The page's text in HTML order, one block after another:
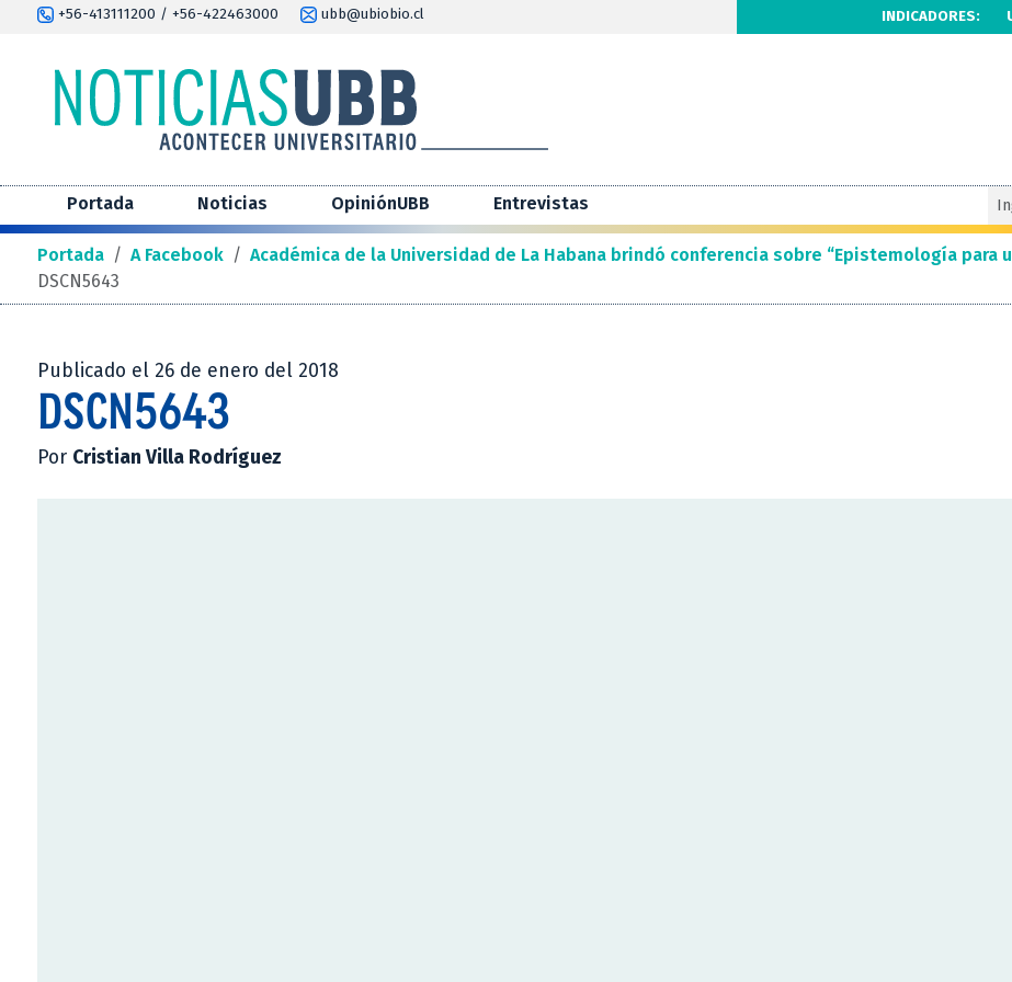
+56-413111200 / +56-422463000 ubb@ubiobio.cl INDICADORES:
Portada Noticias OpiniónUBB Entrevistas
Portada / A Facebook / Académica de la Universidad de La Habana brindó conferencia sobre “Epistemología
DSCN5643
Publicado el 26 de enero del 2018
DSCN5643
Por Cristian Villa Rodríguez